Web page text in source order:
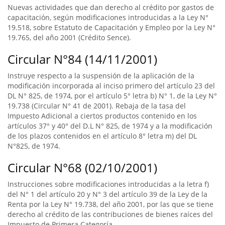
Nuevas actividades que dan derecho al crédito por gastos de
capacitación, según modificaciones introducidas a la Ley N°
19.518, sobre Estatuto de Capacitación y Empleo por la Ley N°
19.765, del año 2001 (Crédito Sence).
Circular N°84 (14/11/2001)
Instruye respecto a la suspensión de la aplicación de la
modificación incorporada al inciso primero del artículo 23 del
DL N° 825, de 1974, por el artículo 5° letra b) N° 1, de la Ley N°
19.738 (Circular N° 41 de 2001). Rebaja de la tasa del
Impuesto Adicional a ciertos productos contenido en los
artículos 37° y 40° del D.L N° 825, de 1974 y a la modificación
de los plazos contenidos en el artículo 8° letra m) del DL
N°825, de 1974.
Circular N°68 (02/10/2001)
Instrucciones sobre modificaciones introducidas a la letra f)
del N° 1 del artículo 20 y N° 3 del artículo 39 de la Ley de la
Renta por la Ley N° 19.738, del año 2001, por las que se tiene
derecho al crédito de las contribuciones de bienes raíces del